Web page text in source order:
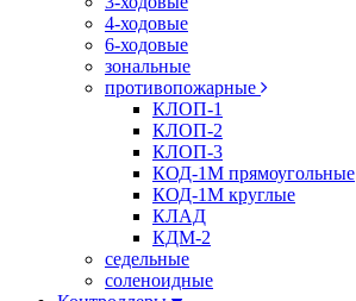
4-ходовые
6-ходовые
зональные
противопожарные
КЛОП-1
КЛОП-2
КЛОП-3
КОД-1М прямоугольные
КОД-1М круглые
КЛАД
КДМ-2
седельные
соленоидные